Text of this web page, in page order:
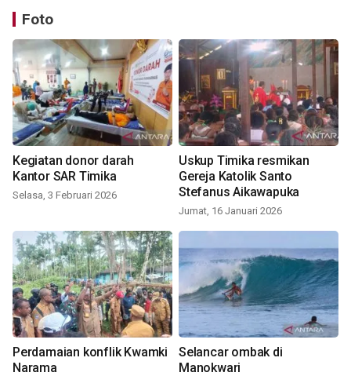
Foto
Kegiatan donor darah
Kantor SAR Timika
Selasa, 3 Februari 2026
Uskup Timika resmikan
Gereja Katolik Santo
Stefanus Aikawapuka
Jumat, 16 Januari 2026
Perdamaian konflik Kwamki
Narama
Selancar ombak di
Manokwari